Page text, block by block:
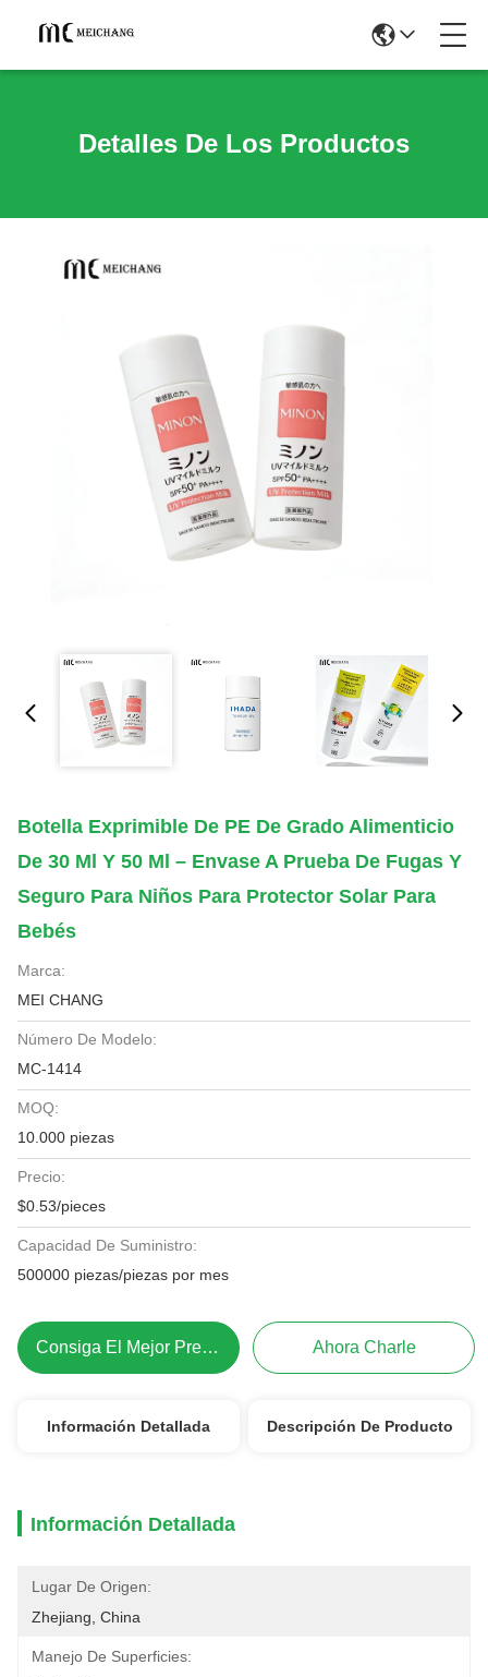
Detalles De Los Productos
Botella Exprimible De PE De Grado Alimenticio
De 30 Ml Y 50 Ml – Envase A Prueba De Fugas Y
Seguro Para Niños Para Protector Solar Para
Bebés
Marca:
MEI CHANG
Número De Modelo:
MC-1414
MOQ:
10.000 piezas
Precio:
$0.53/pieces
Capacidad De Suministro:
500000 piezas/piezas por mes
Consiga El Mejor Precio Ahora Charle
Información Detallada Descripción De Producto
Información Detallada
Lugar De Origen:
Zhejiang, China
Manejo De Superficies: